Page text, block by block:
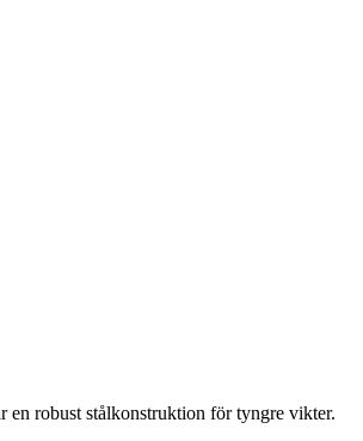
en robust stålkonstruktion för tyngre vikter.